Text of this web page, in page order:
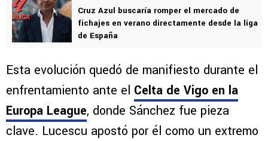
Cruz Azul buscaría romper el mercado de
fichajes en verano directamente desde la liga
de España
Esta evolución quedó de manifiesto durante el
enfrentamiento ante el Celta de Vigo en la
Europa League, donde Sánchez fue pieza
clave. Lucescu apostó por él como un extremo